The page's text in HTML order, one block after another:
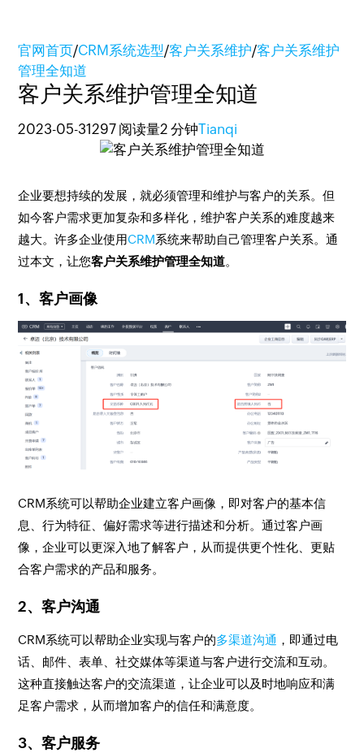
官网首页/CRM系统选型/客户关系维护/客户关系维护
管理全知道
客户关系维护管理全知道
2023-05-31297 阅读量2 分钟Tianqi
企业要想持续的发展，就必须管理和维护与客户的关系。但
如今客户需求更加复杂和多样化，维护客户关系的难度越来
越大。许多企业使用CRM系统来帮助自己管理客户关系。通
过本文，让您客户关系维护管理全知道。
1、客户画像
CRM系统可以帮助企业建立客户画像，即对客户的基本信
息、行为特征、偏好需求等进行描述和分析。通过客户画
像，企业可以更深入地了解客户，从而提供更个性化、更贴
合客户需求的产品和服务。
2、客户沟通
CRM系统可以帮助企业实现与客户的多渠道沟通 ，即通过电
话、邮件、表单、社交媒体等渠道与客户进行交流和互动。
这种直接触达客户的交流渠道，让企业可以及时地响应和满
足客户需求，从而增加客户的信任和满意度。
3、客户服务